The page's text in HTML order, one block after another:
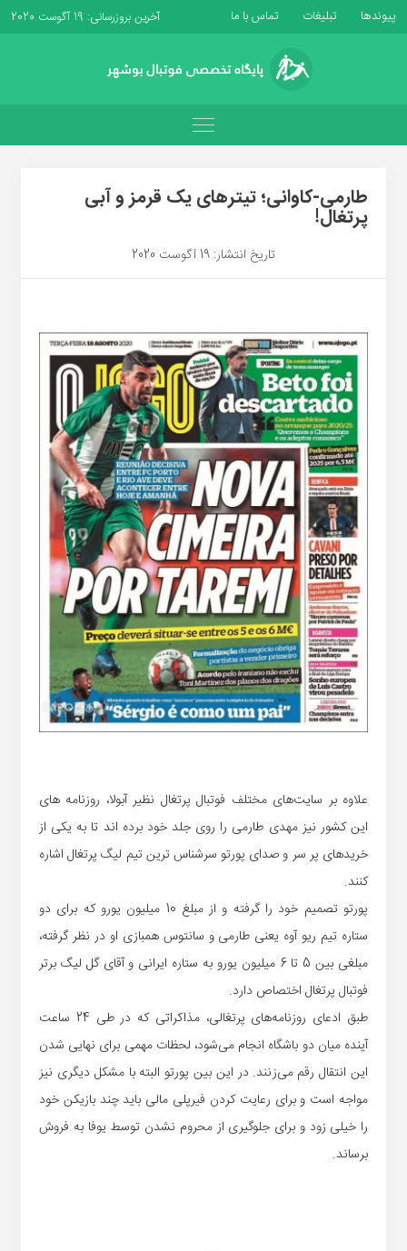
پیوندها تبلیغات تماس با ما آخرین بروزرسانی: 19 آگوست 2020
طارمی-کاوانی؛ تیترهای یک قرمز و آبی
پرتغال!
تاریخ انتشار: 19 آگوست 2020
علاوه بر سایت‌های مختلف فوتبال پرتغال نظیر آبولا، روزنامه های
این کشور نیز مهدی طارمی را روی جلد خود برده اند تا به یکی از
خریدهای پر سر و صدای پورتو سرشناس ترین تیم لیگ پرتغال اشاره
کنند.
پورتو تصمیم خود را گرفته و از مبلغ 10 میلیون یورو که برای دو
ستاره تیم ریو آوه یعنی طارمی و سانتوس همبازی او در نظر گرفته،
مبلغی بین 5 تا 6 میلیون یورو به ستاره ایرانی و آقای گل لیگ برتر
فوتبال پرتغال اختصاص دارد.
طبق ادعای روزنامه‌های پرتغالی، مذاکراتی که در طی 24 ساعت
آینده میان دو باشگاه انجام می‌شود، لحظات مهمی برای نهایی شدن
این انتقال رقم می‌زنند. در این بین پورتو البته با مشکل دیگری نیز
مواجه است و برای رعایت کردن فیرپلی مالی باید چند بازیکن خود
را خیلی زود و برای جلوگیری از محروم نشدن توسط یوفا به فروش
برساند.